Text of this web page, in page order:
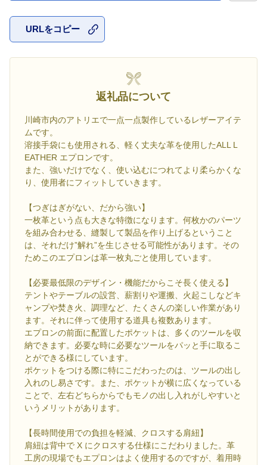
URLをコピー
返礼品について
川崎市内のアトリエで一点一点製作しているレザーアイテ
ムです。
溶接手袋にも使用される、軽く丈夫な革を使用したALL L
EATHER エプロンです。
また、強いだけでなく、使い込むにつれてより柔らかくな
り、使用者にフィットしていきます。
【つぎはぎがない、だから強い】
一枚革という点も大きな特徴になります。何枚かのパーツ
を組み合わせる、縫製して製品を作り上げるということ
は、それだけ”解れ”を生じさせる可能性があります。その
ためこのエプロンは革一枚丸ごと使用しています。
【必要最低限のデザイン・機能だからこそ長く使える】
テントやテーブルの設営、薪割りや運搬、火起こしなどキ
ャンプや焚き火、調理など、たくさんの楽しい作業があり
ます。それに伴って使用する道具も複数あります。
エプロンの前面に配置したポケットは、多くのツールを収
納できます。必要な時に必要なツールをパッと手に取るこ
とができる様にしています。
ポケットをつける際に特にこだわったのは、ツールの出し
入れのし易さです。また、ポケットが横に広くなっている
ことで、左右どちらからでもモノの出し入れがしやすいと
いうメリットがあります。
【長時間使用での負担を軽減、クロスする肩紐】
肩紐は背中で X にクロスする仕様にこだわりました。革
工房の現場でもエプロンはよく使用するのですが、着用時